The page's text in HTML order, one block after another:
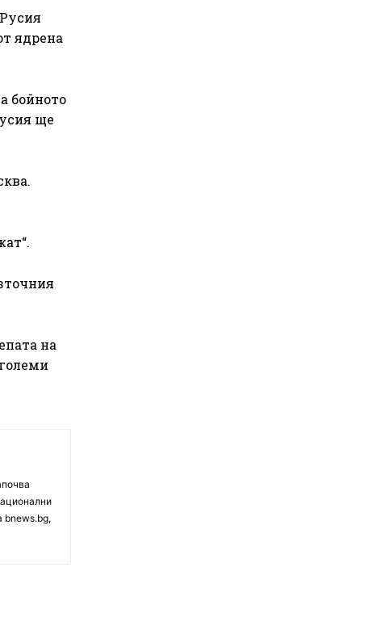
ядрена
бойното
ще
на
bnews.bg,